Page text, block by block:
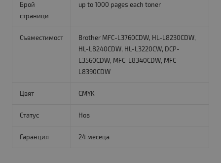
Брой
страници
up to 1000 pages each toner
Съвместимост
Brother MFC-L3760CDW, HL-L8230CDW,
HL-L8240CDW, HL-L3220CW, DCP-
L3560CDW, MFC-L8340CDW, MFC-
L8390CDW
Цвят CMYK
Статус Нов
Гаранция 24 месеца